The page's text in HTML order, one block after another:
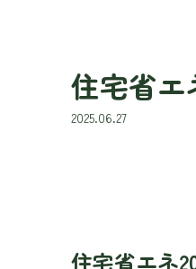
住宅省エ
2025.06.27
住宅省エネ